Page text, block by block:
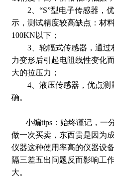
2、“S”型电子传感器，优
示，测试精度较高缺点：材
100KN以下；
3、轮幅式传感器，通过
力变形后引起电阻线性变化
大的拉压力；
4、液压传感器，优点测
确。
小编tips：始终谨记，一
做一次买卖，东西贵是因为
仪器这种使用率高的仪器设
隔三差五出问题反而影响工
大。